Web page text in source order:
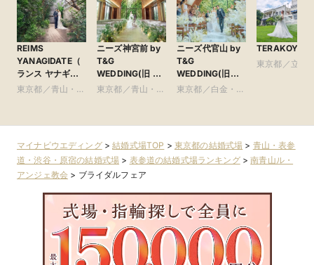
REIMS
YANAGIDATE（
ランス ヤナギダ
テ）
東京都／青山・表
ニーズ神宮前 by
T&G
WEDDING(旧 ア
ルモニーソルーナ
東京都／青山・表
ニーズ代官山 by
T&G
WEDDING(旧
アーカンジェル代
東京都／白金・恵
TERAKOYA
東京都／立川
マイナビウエディング>結婚式場TOP > 東京都の結婚式場 > 青山・表参
道・渋谷・原宿の結婚式場 > 表参道の結婚式場ランキング>南青山ル・
アンジェ教会 > ブライダルフェア